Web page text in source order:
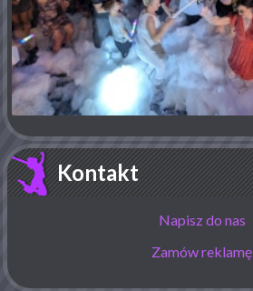
Kontakt
Napisz do nas
Zamów reklamę